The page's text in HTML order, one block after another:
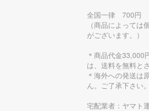
全国一律 700円
（商品によっては
がございます。）
＊商品代金33,000
は、送料を無料と
＊海外への発送は
ん。ご了承下さい。
宅配業者：ヤマト